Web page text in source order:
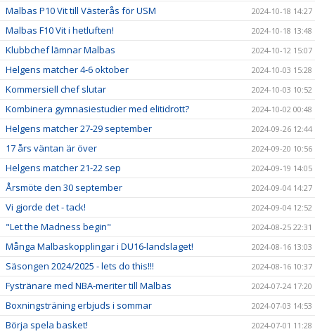
Malbas P10 Vit till Västerås för USM 2024-10-18 14:27
Malbas F10 Vit i hetluften! 2024-10-18 13:48
Klubbchef lämnar Malbas 2024-10-12 15:07
Helgens matcher 4-6 oktober 2024-10-03 15:28
Kommersiell chef slutar 2024-10-03 10:52
Kombinera gymnasiestudier med elitidrott? 2024-10-02 00:48
Helgens matcher 27-29 september 2024-09-26 12:44
17 års väntan är över 2024-09-20 10:56
Helgens matcher 21-22 sep 2024-09-19 14:05
Årsmöte den 30 september 2024-09-04 14:27
Vi gjorde det - tack! 2024-09-04 12:52
"Let the Madness begin" 2024-08-25 22:31
Många Malbaskopplingar i DU16-landslaget! 2024-08-16 13:03
Säsongen 2024/2025 - lets do this!!! 2024-08-16 10:37
Fystränare med NBA-meriter till Malbas 2024-07-24 17:20
Boxningsträning erbjuds i sommar 2024-07-03 14:53
Börja spela basket! 2024-07-01 11:28